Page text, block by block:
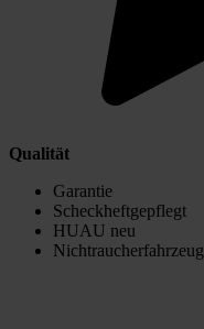
Qualität
Garantie
Scheckheftgepflegt
HUAU neu
Nichtraucherfahrzeug